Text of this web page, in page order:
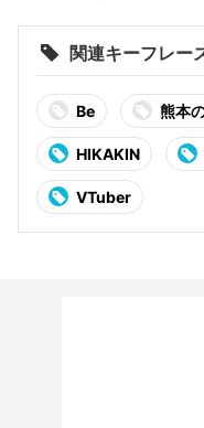
関連キーフレー
Be 熊本
HIKAKIN
VTuber